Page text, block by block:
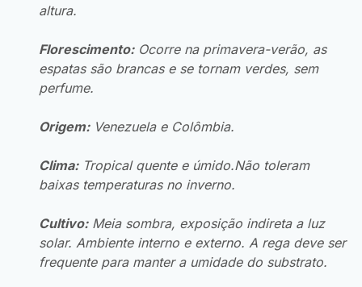
altura.
Florescimento:Ocorre na primavera-verão, as
espatas são brancas e se tornam verdes, sem
perfume.
Origem:Venezuela e Colômbia.
Clima:Tropical quente e úmido.Não toleram
baixas temperaturas no inverno.
Cultivo:Meia sombra, exposição indireta a luz
solar. Ambiente interno e externo. A rega deve ser
frequente para manter a umidade do substrato.